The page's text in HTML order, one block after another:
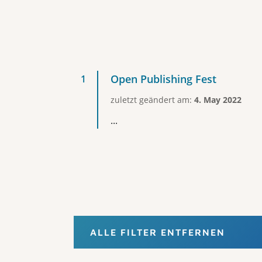
Open Publishing Fest
zuletzt geändert am: 4. May 2022
...
ALLE FILTER ENTFERNEN